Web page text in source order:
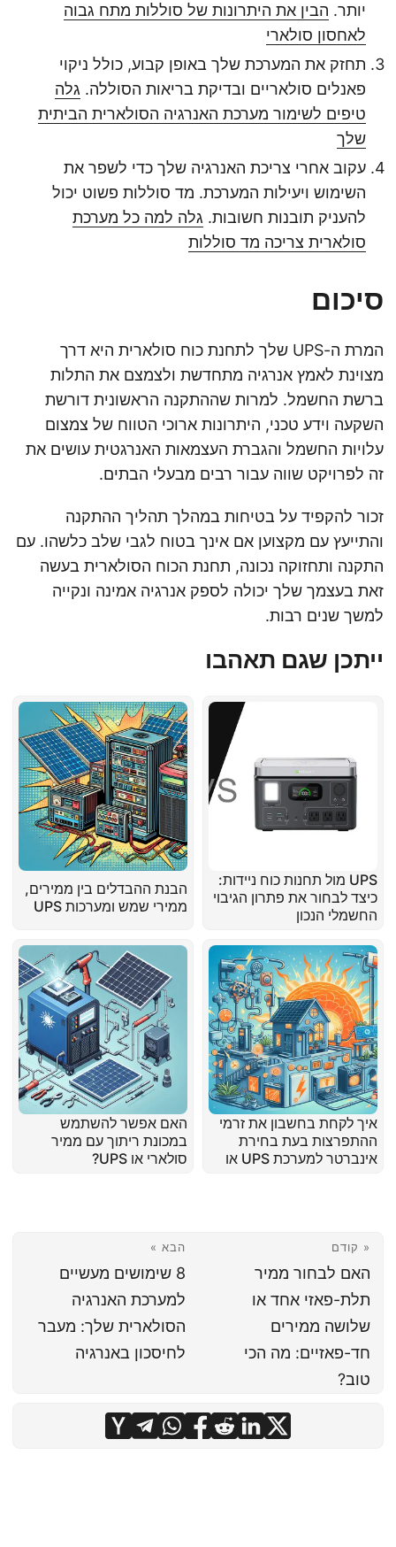
יותר. הבין את היתרונות של סוללות מתח גבוה
לאחסון סולארי
תחזק את המערכת שלך באופן קבוע, כולל ניקוי
פאנלים סולאריים ובדיקת בריאות הסוללה. גלה
טיפים לשימור מערכת האנרגיה הסולארית הביתית
שלך
עקוב אחרי צריכת האנרגיה שלך כדי לשפר את
השימוש ויעילות המערכת. מד סוללות פשוט יכול
להעניק תובנות חשובות. גלה למה כל מערכת
סולארית צריכה מד סוללות
סיכום
המרת ה-UPS שלך לתחנת כוח סולארית היא דרך
מצוינת לאמץ אנרגיה מתחדשת ולצמצם את התלות
ברשת החשמל. למרות שההתקנה הראשונית דורשת
השקעה וידע טכני, היתרונות ארוכי הטווח של צמצום
עלויות החשמל והגברת העצמאות האנרגטית עושים את
זה לפרויקט שווה עבור רבים מבעלי הבתים.
זכור להקפיד על בטיחות במהלך תהליך ההתקנה
והתייעץ עם מקצוען אם אינך בטוח לגבי שלב כלשהו. עם
התקנה ותחזוקה נכונה, תחנת הכוח הסולארית בעשה
זאת בעצמך שלך יכולה לספק אנרגיה אמינה ונקייה
למשך שנים רבות.
ייתכן שגם תאהבו
UPS מול תחנות כוח ניידות:
כיצד לבחור את פתרון הגיבוי
החשמלי הנכון
הבנת ההבדלים בין ממירים,
ממירי שמש ומערכות UPS
איך לקחת בחשבון את זרמי
ההתפרצות בעת בחירת
אינברטר למערכת UPS או
האם אפשר להשתמש
במכונת ריתוך עם ממיר
סולארי או UPS?
« קודם
האם לבחור ממיר
תלת-פאזי אחד או
שלושה ממירים
חד-פאזיים: מה הכי
טוב?
הבא »
8 שימושים מעשיים
למערכת האנרגיה
הסולארית שלך: מעבר
לחיסכון באנרגיה